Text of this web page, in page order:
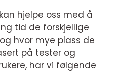
hjelpe oss med å
tid de forskjellige
hvor mye plass de
på tester og
har vi følgende